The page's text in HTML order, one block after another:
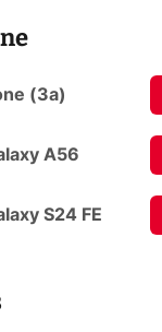
(3a)
A56
S24 FE